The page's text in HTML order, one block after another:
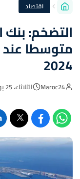
اقتصاد
التضخم:
2024
Maroc24 الثلاثاء، 25 يونيو 2024 - 17:19